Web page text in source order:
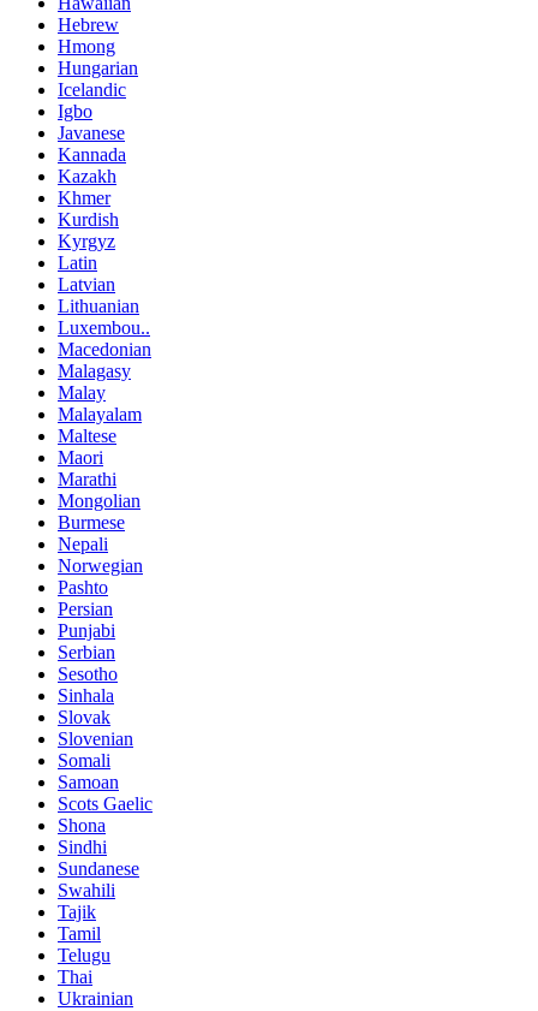
Hebrew
Hmong
Hungarian
Icelandic
Igbo
Javanese
Kannada
Kazakh
Khmer
Kurdish
Kyrgyz
Latin
Latvian
Lithuanian
Luxembou..
Macedonian
Malagasy
Malay
Malayalam
Maltese
Maori
Marathi
Mongolian
Burmese
Nepali
Norwegian
Pashto
Persian
Punjabi
Serbian
Sesotho
Sinhala
Slovak
Slovenian
Somali
Samoan
Scots Gaelic
Shona
Sindhi
Sundanese
Swahili
Tajik
Tamil
Telugu
Thai
Ukrainian